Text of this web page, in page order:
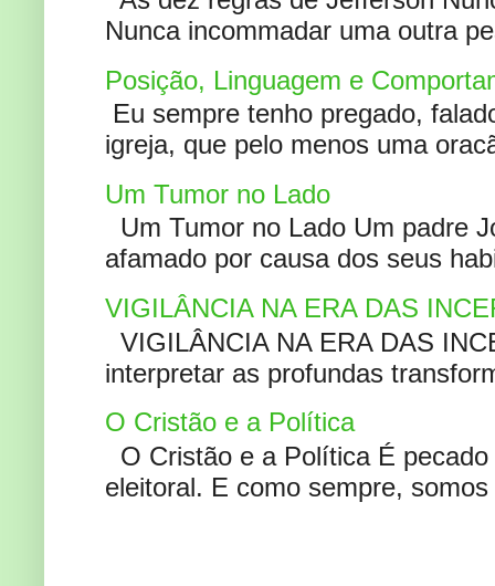
Nunca incommadar uma outra
Posição, Linguagem e
Eu sempre tenho pregado,
igreja, que pelo menos uma
Um Tumor no Lado
Um Tumor no Lado Um padre
afamado por causa dos seus
VIGILÂNCIA NA ERA DAS
VIGILÂNCIA NA ERA DAS
interpretar as profundas
O Cristão e a Política
O Cristão e a Política É
eleitoral. E como sempre,